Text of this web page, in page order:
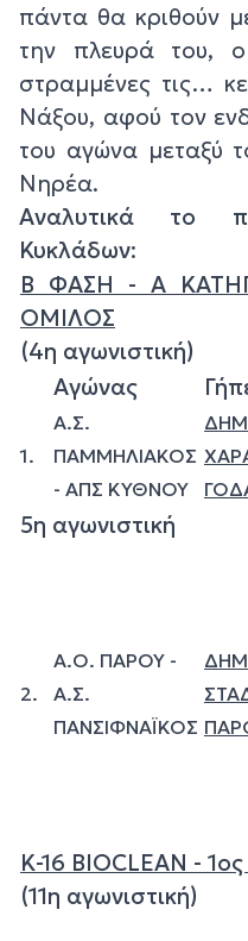
πάντα θα κριθούν
την πλευρά του,
στραμμένες τις…
Νάξου, αφού τον
του αγώνα μεταξύ
Νηρέα.
Αναλυτικά το
Κυκλάδων:
Β ΦΑΣΗ - Α
ΟΜΙΛΟΣ
(4η αγωνιστική)
Αγώνας
1.
Α.Σ.
ΠΑΜΜΗΛΙΑΚΟΣ
- ΑΠΣ ΚΥΘΝΟΥ
5η αγωνιστική
2.
Α.Ο. ΠΑΡΟΥ -
Α.Σ.
ΠΑΝΣΙΦΝΑΪΚΟΣ
Κ-16 BIOCLEAN -
(11η αγωνιστική)